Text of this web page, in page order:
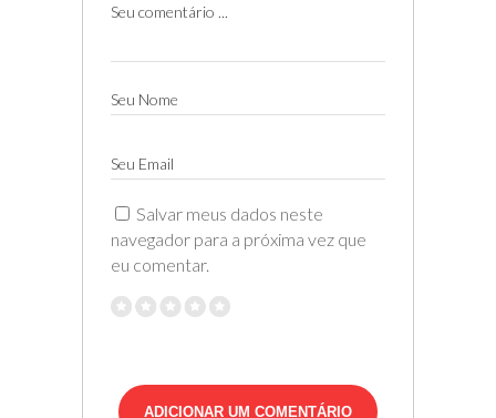
Seu comentário ...
Seu Nome
Seu Email
Salvar meus dados neste
navegador para a próxima vez que
eu comentar.